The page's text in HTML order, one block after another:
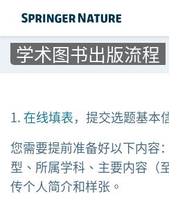
学术图书出版流程
1. 在线填表，提交选题基本
您需要提前准备好以下内容
型、所属学科、主要内容（
传个人简介和样张。